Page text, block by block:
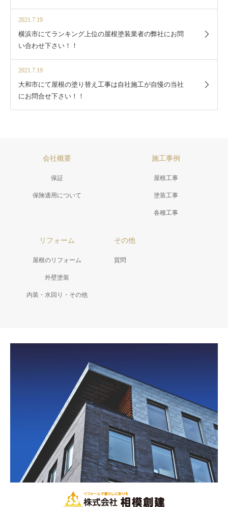
2021.7.19
横浜市にてランキング上位の屋根塗装業者の弊社にお問
い合わせ下さい！！
2021.7.19
大和市にて屋根の塗り替え工事は自社施工が自慢の当社
にお問合せ下さい！！
会社概要
保証
保険適用について
施工事例
屋根工事
塗装工事
各種工事
リフォーム
屋根のリフォーム
外壁塗装
内装・水回り・その他
その他
質問